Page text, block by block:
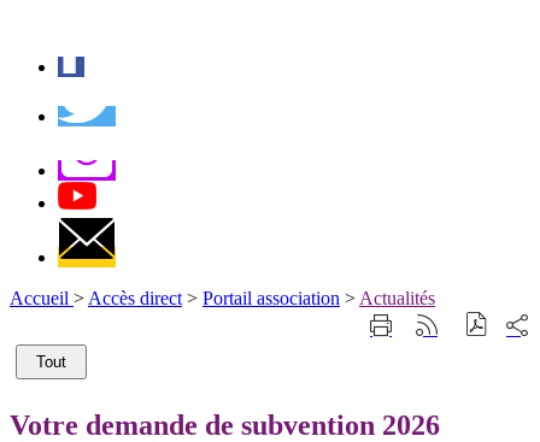
Accueil > Accès direct > Portail association > Actualités
ImprimerGénérer
sur
Tout
Votre demande de subvention 2026